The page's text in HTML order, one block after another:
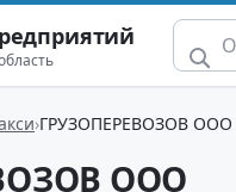
ГРУЗОПЕРЕВОЗОВ ООО
ООО